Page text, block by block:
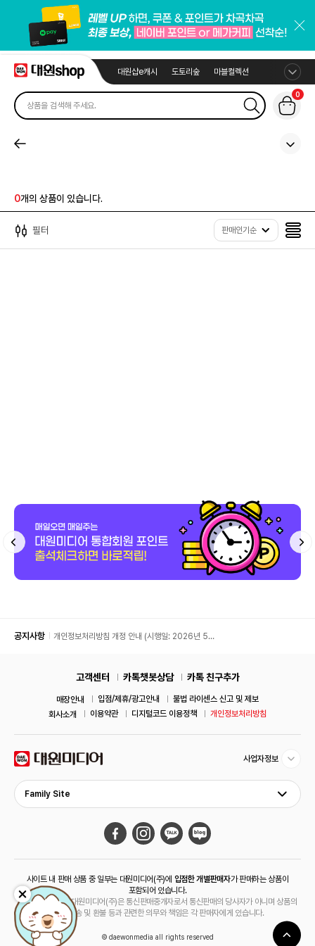
대원샵e캐시 도토리숲 마블컬렉션
0
0개의 상품이 있습니다.
필터 판매인기순
공지사항
개인정보처리방침 개정 안내 (시행일: 2026년 5월
고객센터 카톡챗봇상담 카톡 친구추가
매장안내 입점/제휴/광고안내
불법 라이센스 신고 및 제보
회사소개
이용약관 디지털코드 이용정책 개인정보처리방침
사업자정보
Family Site
사이트 내 판매 상품 중 일부는 대원미디어(주)에 입점한 개별판매자가 판매하는 상품이
포함되어 있습니다.
해당 상품의 경우 대원미디어(주)은 통신판매중개자로서 통신판매의 당사자가 아니며 상품의
주문, 배송 및 환불 등과 관련한 의무와 책임은 각 판매자에게 있습니다.
© daewonmedia all rights reserved